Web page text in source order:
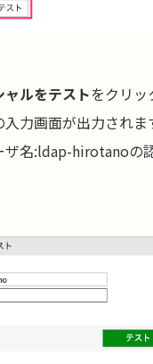
ルをテストをクリ
力画面が出力されま
ザ名:ldap-hirotanoの